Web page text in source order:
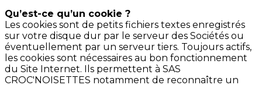
Qu’est-ce qu’un cookie ?
Les cookies sont de petits fichiers textes enregistrés
sur votre disque dur par le serveur des Sociétés ou
éventuellement par un serveur tiers. Toujours actifs,
les cookies sont nécessaires au bon fonctionnement
du Site Internet. Ils permettent à SAS
CROC'NOISETTES notamment de reconnaître un